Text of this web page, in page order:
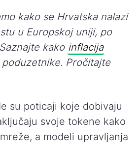
kako se Hrvatska nalazi
u Europskoj uniji, po
kako inflacija
Pročitajte
su poticaji koje dobivaju
svoje tokene kako
a modeli upravljanja